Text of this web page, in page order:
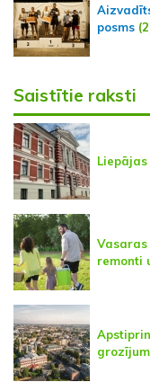
posms
Saistītie raksti
Vasaras
remonti